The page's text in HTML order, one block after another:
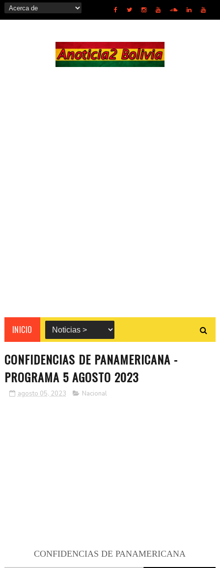
INICIO
CONFIDENCIAS DE PANAMERICANA -
PROGRAMA 5 AGOSTO 2023
agosto 05, 2023 Nacional
CONFIDENCIAS DE PANAMERICANA